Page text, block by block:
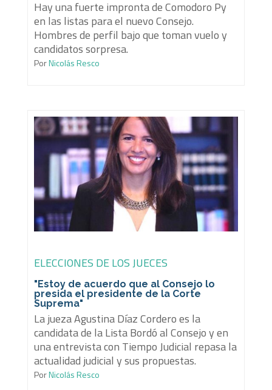
Hay una fuerte impronta de Comodoro Py
en las listas para el nuevo Consejo.
Hombres de perfil bajo que toman vuelo y
candidatos sorpresa.
PorNicolás Resco
ELECCIONES DE LOS JUECES
"Estoy de acuerdo que al Consejo lo
presida el presidente de la Corte
Suprema"
La jueza Agustina Díaz Cordero es la
candidata de la Lista Bordó al Consejo y en
una entrevista con Tiempo Judicial repasa la
actualidad judicial y sus propuestas.
PorNicolás Resco